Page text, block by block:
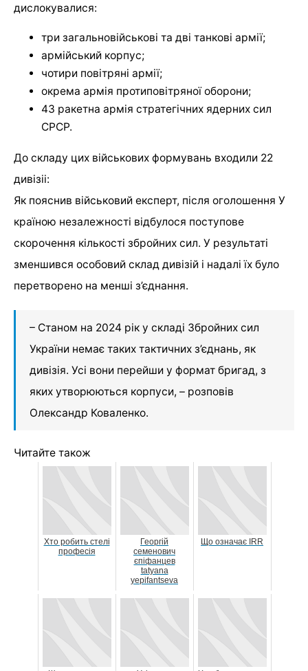
дислокувалися:
три загальновійськові та дві танкові армії;
армійський корпус;
чотири повітряні армії;
окрема армія протиповітряної оборони;
43 ракетна армія стратегічних ядерних сил
СРСР.
До складу цих військових формувань входили 22
дивізіі:
Як пояснив військовий експерт, після оголошення У
країною незалежності відбулося поступове
скорочення кількості збройних сил. У результаті
зменшився особовий склад дивізій і надалі їх було
перетворено на менші з’єднання.
– Станом на 2024 рік у складі Збройних сил
України немає таких тактичних з’єднань, як
дивізія. Усі вони перейши у формат бригад, з
яких утворюються корпуси, – розповів
Олександр Коваленко.
Читайте також
Хто робить стелі
професія
Георгій
семенович
єпіфанцев
tatyana
yepifantsevа
Що означає IRR